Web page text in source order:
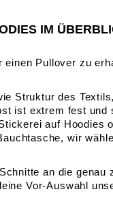
IM
Pullover zu
Struktur des
ist extrem fest
auf
wir
an die
Vor-Auswahl